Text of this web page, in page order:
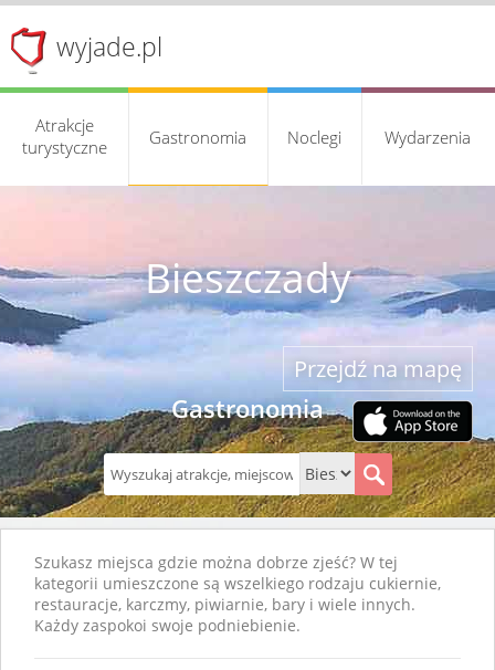
wyjade.pl
Atrakcje
turystyczne
Gastronomia Noclegi Wydarzenia
Bieszczady
Gastronomia
Przejdź na mapę
Szukasz miejsca gdzie można dobrze zjeść? W tej
kategorii umieszczone są wszelkiego rodzaju cukiernie,
restauracje, karczmy, piwiarnie, bary i wiele innych.
Każdy zaspokoi swoje podniebienie.